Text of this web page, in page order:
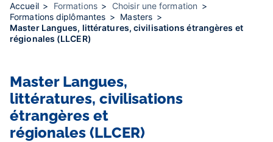
Accueil Formations
Choisir une formation
Formations diplômantes
Masters
Master Langues, littératures, civilisations étrangères et
régionales (LLCER)
Master Langues,
littératures, civilisations
étrangères et
régionales (LLCER)